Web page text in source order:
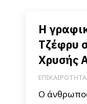
Η
Τζέφρυ
Χρυσής
ΕΠΙΚΑΙΡΟΤΗΤΑ
Ο